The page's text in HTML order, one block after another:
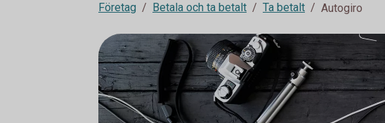
Företag Betala och ta betalt Ta betalt Autogiro